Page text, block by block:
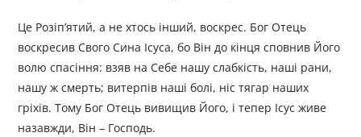
Це Розіп’ятий, а не хтось інший, воскрес. Бог Отець
воскресив Свого Сина Ісуса, бо Він до кінця сповнив Його
волю спасіння: взяв на Себе нашу слабкість, наші рани,
нашу ж смерть; витерпів наші болі, ніс тягар наших
гріхів. Тому Бог Отець вивищив Його, і тепер Ісус живе
назавжди, Він – Господь.